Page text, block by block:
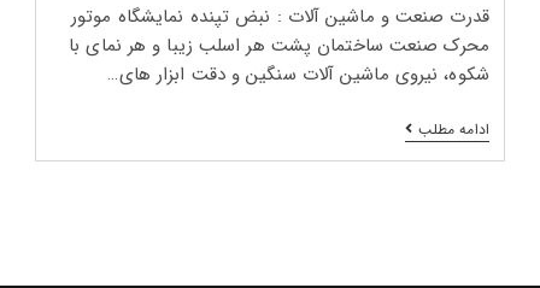
قدرت صنعت و ماشین‌ آلات : نبض تپنده نمایشگاه موتور
محرک صنعت ساختمان پشت هر اسلب زیبا و هر نمای با
شکوه، نیروی ماشین‌ آلات سنگین و دقت ابزار های…
ادامه مطلبنمایشگاه
بین‌
المللی